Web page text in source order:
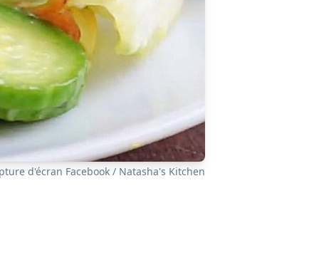
d'écran Facebook / Natasha's Kitchen